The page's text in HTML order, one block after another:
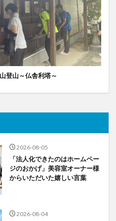
登山～仏舎利塔～
2026-08-05
「法人化できたのはホームペー
ジのおかげ」美容室オーナー様
からいただいた嬉しい言葉
2026-08-04